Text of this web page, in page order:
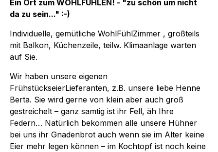
Ein Ort zum WOHLFÜHLEN! - "zu schön um nicht
da zu sein..." :-)
Individuelle, gemütliche WohlFühlZimmer , großteils
mit Balkon, Küchenzeile, teilw. Klimaanlage warten
auf Sie.
Wir haben unsere eigenen
FrühstückseierLieferanten, z.B. unsere liebe Henne
Berta. Sie wird gerne von klein aber auch groß
gestreichelt – ganz samtig ist ihr Fell, äh Ihre
Federn… Natürlich bekommen alle unsere Hühner
bei uns ihr Gnadenbrot auch wenn sie im Alter keine
Eier mehr legen können – im Kochtopf ist noch keine